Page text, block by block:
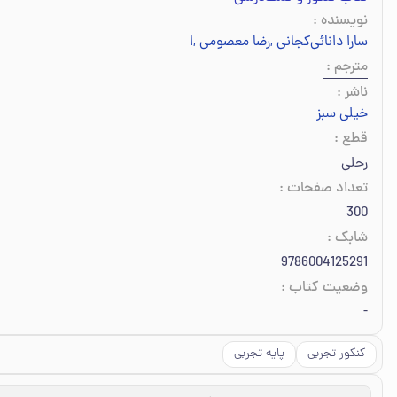
نویسنده :
سارا دانائی‌کجانی,رضا معصومی,امین امینی
مترجم :
ناشر :
خیلی سبز
قطع :
رحلی
تعداد صفحات :
300
شابک :
9786004125291
وضعیت کتاب :
-
کنکور تجربی پایه تجربی